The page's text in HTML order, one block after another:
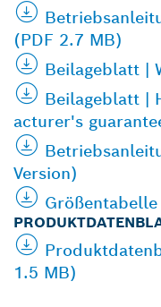
(PDF 2.7 MB)
Beilageblatt |
Beilageblatt |
acturer's
Version)
Größentabelle
1.5 MB)